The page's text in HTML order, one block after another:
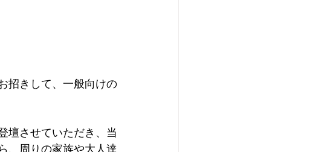
招きして、一般向けの
壇させていただき、当
、周りの家族や大人達